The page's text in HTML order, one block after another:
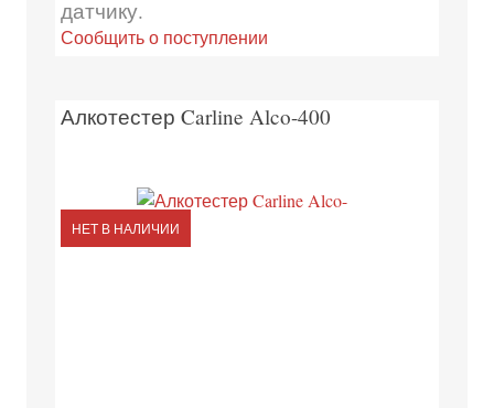
датчику.
Сообщить о поступлении
Алкотестер Carline Alco-400
НЕТ В НАЛИЧИИ